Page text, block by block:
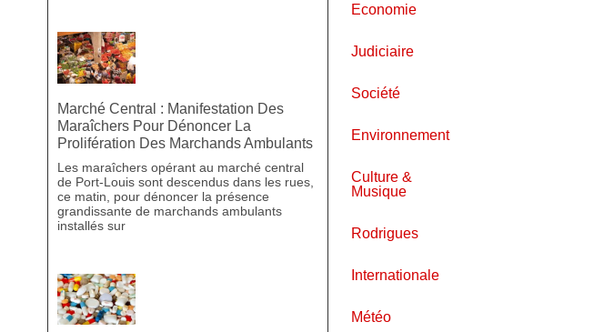
Marché Central : Manifestation Des
Maraîchers Pour Dénoncer La
Prolifération Des Marchands Ambulants
Les maraîchers opérant au marché central
de Port-Louis sont descendus dans les rues,
ce matin, pour dénoncer la présence
grandissante de marchands ambulants
installés sur
Economie
Judiciaire
Société
Environnement
Culture &
Musique
Rodrigues
Internationale
Météo